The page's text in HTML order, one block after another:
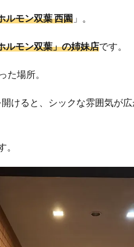
ルモン双葉 西園 」。
ルモン双葉」の姉妹店です。
た場所。
けると、シックな雰囲気が
。